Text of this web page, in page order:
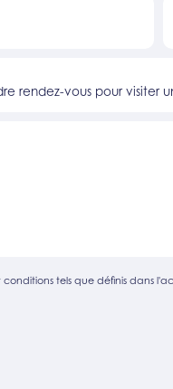
rendez-vous pour visiter
tels que définis dans